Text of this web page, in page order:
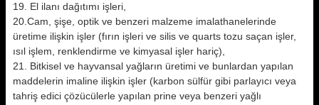
19. El ilanı dağıtımı işleri,
20.Cam, şişe, optik ve benzeri malzeme imalathanelerinde
üretime ilişkin işler (fırın işleri ve silis ve quarts tozu saçan işler,
ısıl işlem, renklendirme ve kimyasal işler hariç),
21. Bitkisel ve hayvansal yağların üretimi ve bunlardan yapılan
maddelerin imaline ilişkin işler (karbon sülfür gibi parlayıcı veya
tahriş edici çözücülerle yapılan prine veya benzeri yağlı